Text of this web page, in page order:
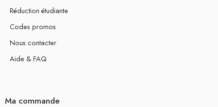
Réduction étudiante
Codes promos
Nous contacter
Aide & FAQ
Ma commande